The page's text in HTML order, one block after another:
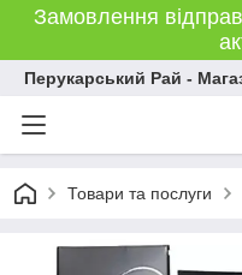
Замовлення
Перукарський Рай -
Товари та послуги